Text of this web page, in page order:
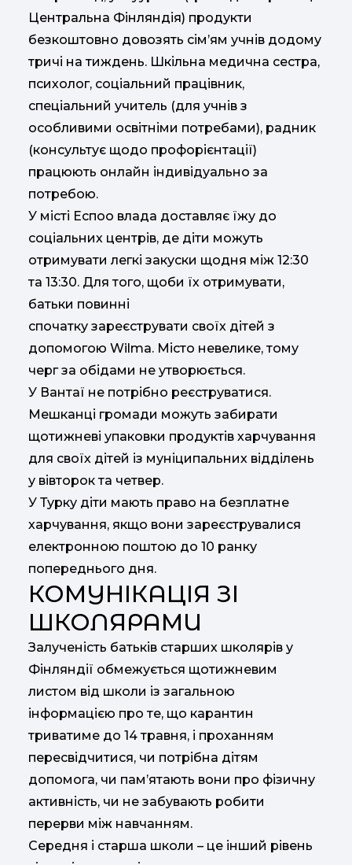
Центральна Фінляндія) продукти
безкоштовно довозять сім’ям учнів додому
тричі на тиждень. Шкільна медична сестра,
психолог, соціальний працівник,
спеціальний учитель (для учнів з
особливими освітніми потребами), радник
(консультує щодо профорієнтації)
працюють онлайн індивідуально за
потребою.
У місті Еспоо влада доставляє їжу до
соціальних центрів, де діти можуть
отримувати легкі закуски щодня між 12:30
та 13:30. Для того, щоби їх отримувати,
батьки повинні
спочатку зареєструвати своїх дітей з
допомогою Wilma. Місто невелике, тому
черг за обідами не утворюється.
У Вантаї не потрібно реєструватися.
Мешканці громади можуть забирати
щотижневі упаковки продуктів харчування
для своїх дітей із муніципальних відділень
у вівторок та четвер.
У Турку діти мають право на безплатне
харчування, якщо вони зареєструвалися
електронною поштою до 10 ранку
попереднього дня.
КОМУНІКАЦІЯ ЗІ
ШКОЛЯРАМИ
Залученість батьків старших школярів у
Фінляндії обмежується щотижневим
листом від школи із загальною
інформацією про те, що карантин
триватиме до 14 травня, і проханням
пересвідчитися, чи потрібна дітям
допомога, чи пам’ятають вони про фізичну
активність, чи не забувають робити
перерви між навчанням.
Середня і старша школи – це інший рівень